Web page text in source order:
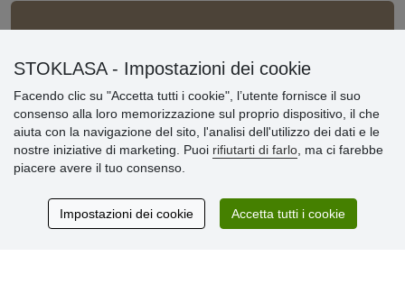
» Impostazioni dei cookie
» Termini & Condizioni
» Informativa sulla Privacy
» Consegna e pagamento
» Garanzia e resi
» Programma fedeltà
Recensioni
STOKLASA - Impostazioni dei cookie
Facendo clic su "Accetta tutti i cookie", l’utente fornisce il suo
consenso alla loro memorizzazione sul proprio dispositivo, il che
aiuta con la navigazione del sito, l'analisi dell'utilizzo dei dati e le
nostre iniziative di marketing. Puoi rifiutarti di farlo , ma ci farebbe
piacere avere il tuo consenso.
Impostazioni dei cookie Accetta tutti i cookie